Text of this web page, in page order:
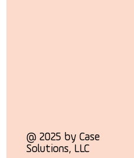
@ 2025 by Case
Solutions, LLC